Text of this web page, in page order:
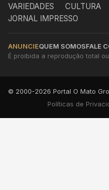
VARIEDADES
CULTURA
JORNAL IMPRESSO
ANUNCIEQUEM SOMOSFALE
É proibida a reprodução total
© 2000-2026 Portal O Mato
Políticas de